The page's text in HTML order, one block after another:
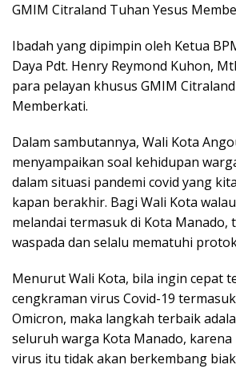
GMIM Citraland Tuhan Yesus
Ibadah yang dipimpin oleh Ketua
Daya Pdt. Henry Reymond Kuhon,
para pelayan khusus GMIM
Memberkati.
Dalam sambutannya, Wali Kota
menyampaikan soal kehidupan
dalam situasi pandemi covid yang
kapan berakhir. Bagi Wali Kota
melandai termasuk di Kota Manado,
waspada dan selalu mematuhi
Menurut Wali Kota, bila ingin cepat
cengkraman virus Covid-19
Omicron, maka langkah terbaik
seluruh warga Kota Manado, karena
virus itu tidak akan berkembang